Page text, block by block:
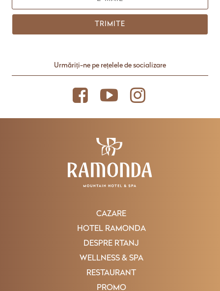
TRIMITE
Urmăriți-ne pe rețelele de socializare
CAZARE
HOTEL RAMONDA
DESPRE RTANJ
WELLNESS & SPA
RESTAURANT
PROMO